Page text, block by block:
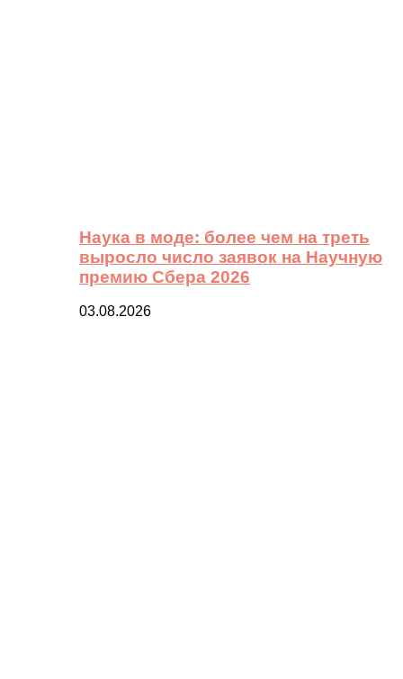
Наука в моде: более чем на треть
выросло число заявок на Научную
премию Сбера 2026
03.08.2026